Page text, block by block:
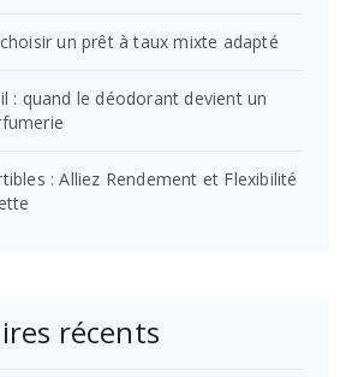
un prêt à taux mixte adapté
: quand le déodorant devient un
: Alliez Rendement et Flexibilité
récents